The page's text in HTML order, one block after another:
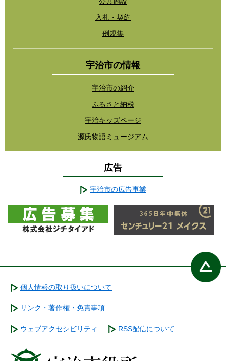
入札・契約
例規集
宇治市の情報
宇治市の紹介
ふるさと納税
宇治キッズページ
源氏物語ミュージアム
広告
宇治市の広告事業
個人情報の取り扱いについて
リンク・著作権・免責事項
ウェブアクセシビリティ RSS配信について